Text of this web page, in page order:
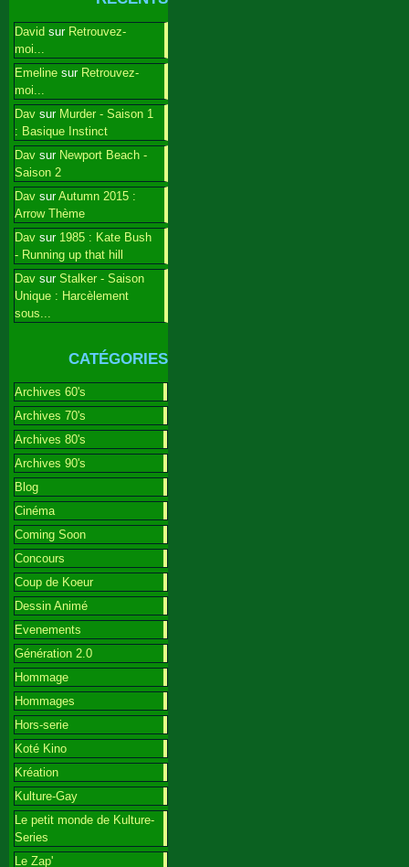
David sur Retrouvez-
moi...
Emeline sur Retrouvez-
moi...
Dav sur Murder - Saison 1
: Basique Instinct
Dav sur Newport Beach -
Saison 2
Dav surAutumn 2015 :
Arrow Thème
Dav sur 1985 : Kate Bush
- Running up that hill
Dav sur Stalker - Saison
Unique : Harcèlement
sous...
CATÉGORIES
Archives 60's
Archives 70's
Archives 80's
Archives 90's
Blog
Cinéma
Coming Soon
Concours
Coup de Koeur
Dessin Animé
Evenements
Génération 2.0
Hommage
Hommages
Hors-serie
Koté Kino
Kréation
Kulture-Gay
Le petit monde de Kulture-
Series
Le Zap'